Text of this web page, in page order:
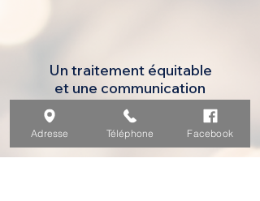
Un traitement équitable
et une communication
respectueuse où chacun
se sent écouté, compris
et soutenu.
Adresse Téléphone Facebook